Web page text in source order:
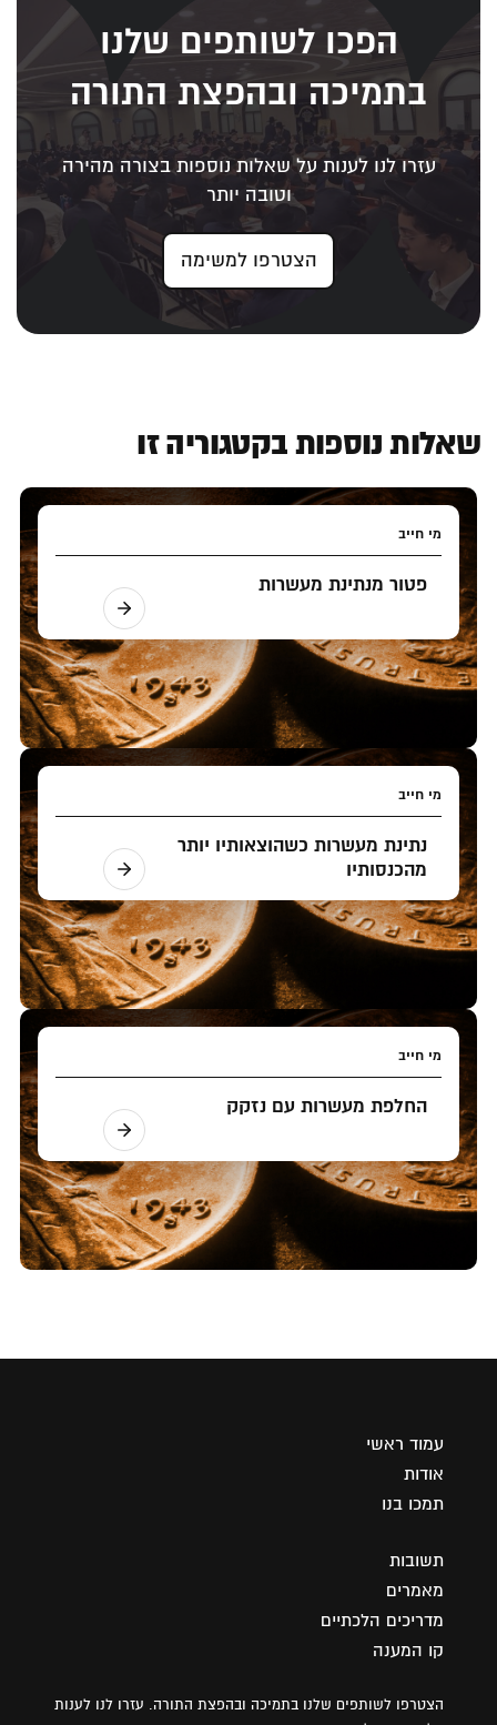
הפכו לשותפים שלנו
בתמיכה ובהפצת התורה
עזרו לנו לענות על שאלות נוספות בצורה מהירה
וטובה יותר
הצטרפו למשימה
שאלות נוספות בקטגוריה זו
מי חייב
פטור מנתינת מעשרות
מי חייב
נתינת מעשרות כשהוצאותיו יותר
מהכנסותיו
מי חייב
החלפת מעשרות עם נזקק
עמוד ראשי
אודות
תמכו בנו
תשובות
מאמרים
מדריכים הלכתיים
קו המענה
הצטרפו לשותפים שלנו בתמיכה ובהפצת התורה. עזרו לנו לענות